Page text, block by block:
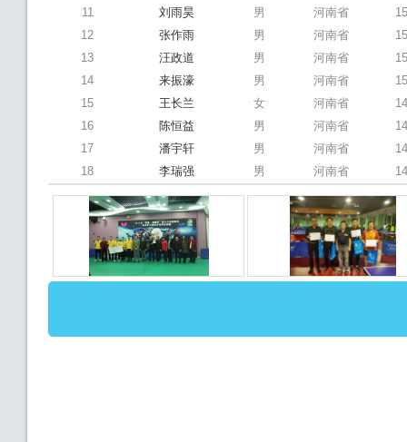
11
刘雨昊 男 河南省
12
张作雨 男 河南省
13
汪政道 男 河南省
14
来振濠 男 河南省
15
王长兰 女 河南省
16
陈恒益 男 河南省
17
潘宇轩 男 河南省
18
李瑞强 男 河南省